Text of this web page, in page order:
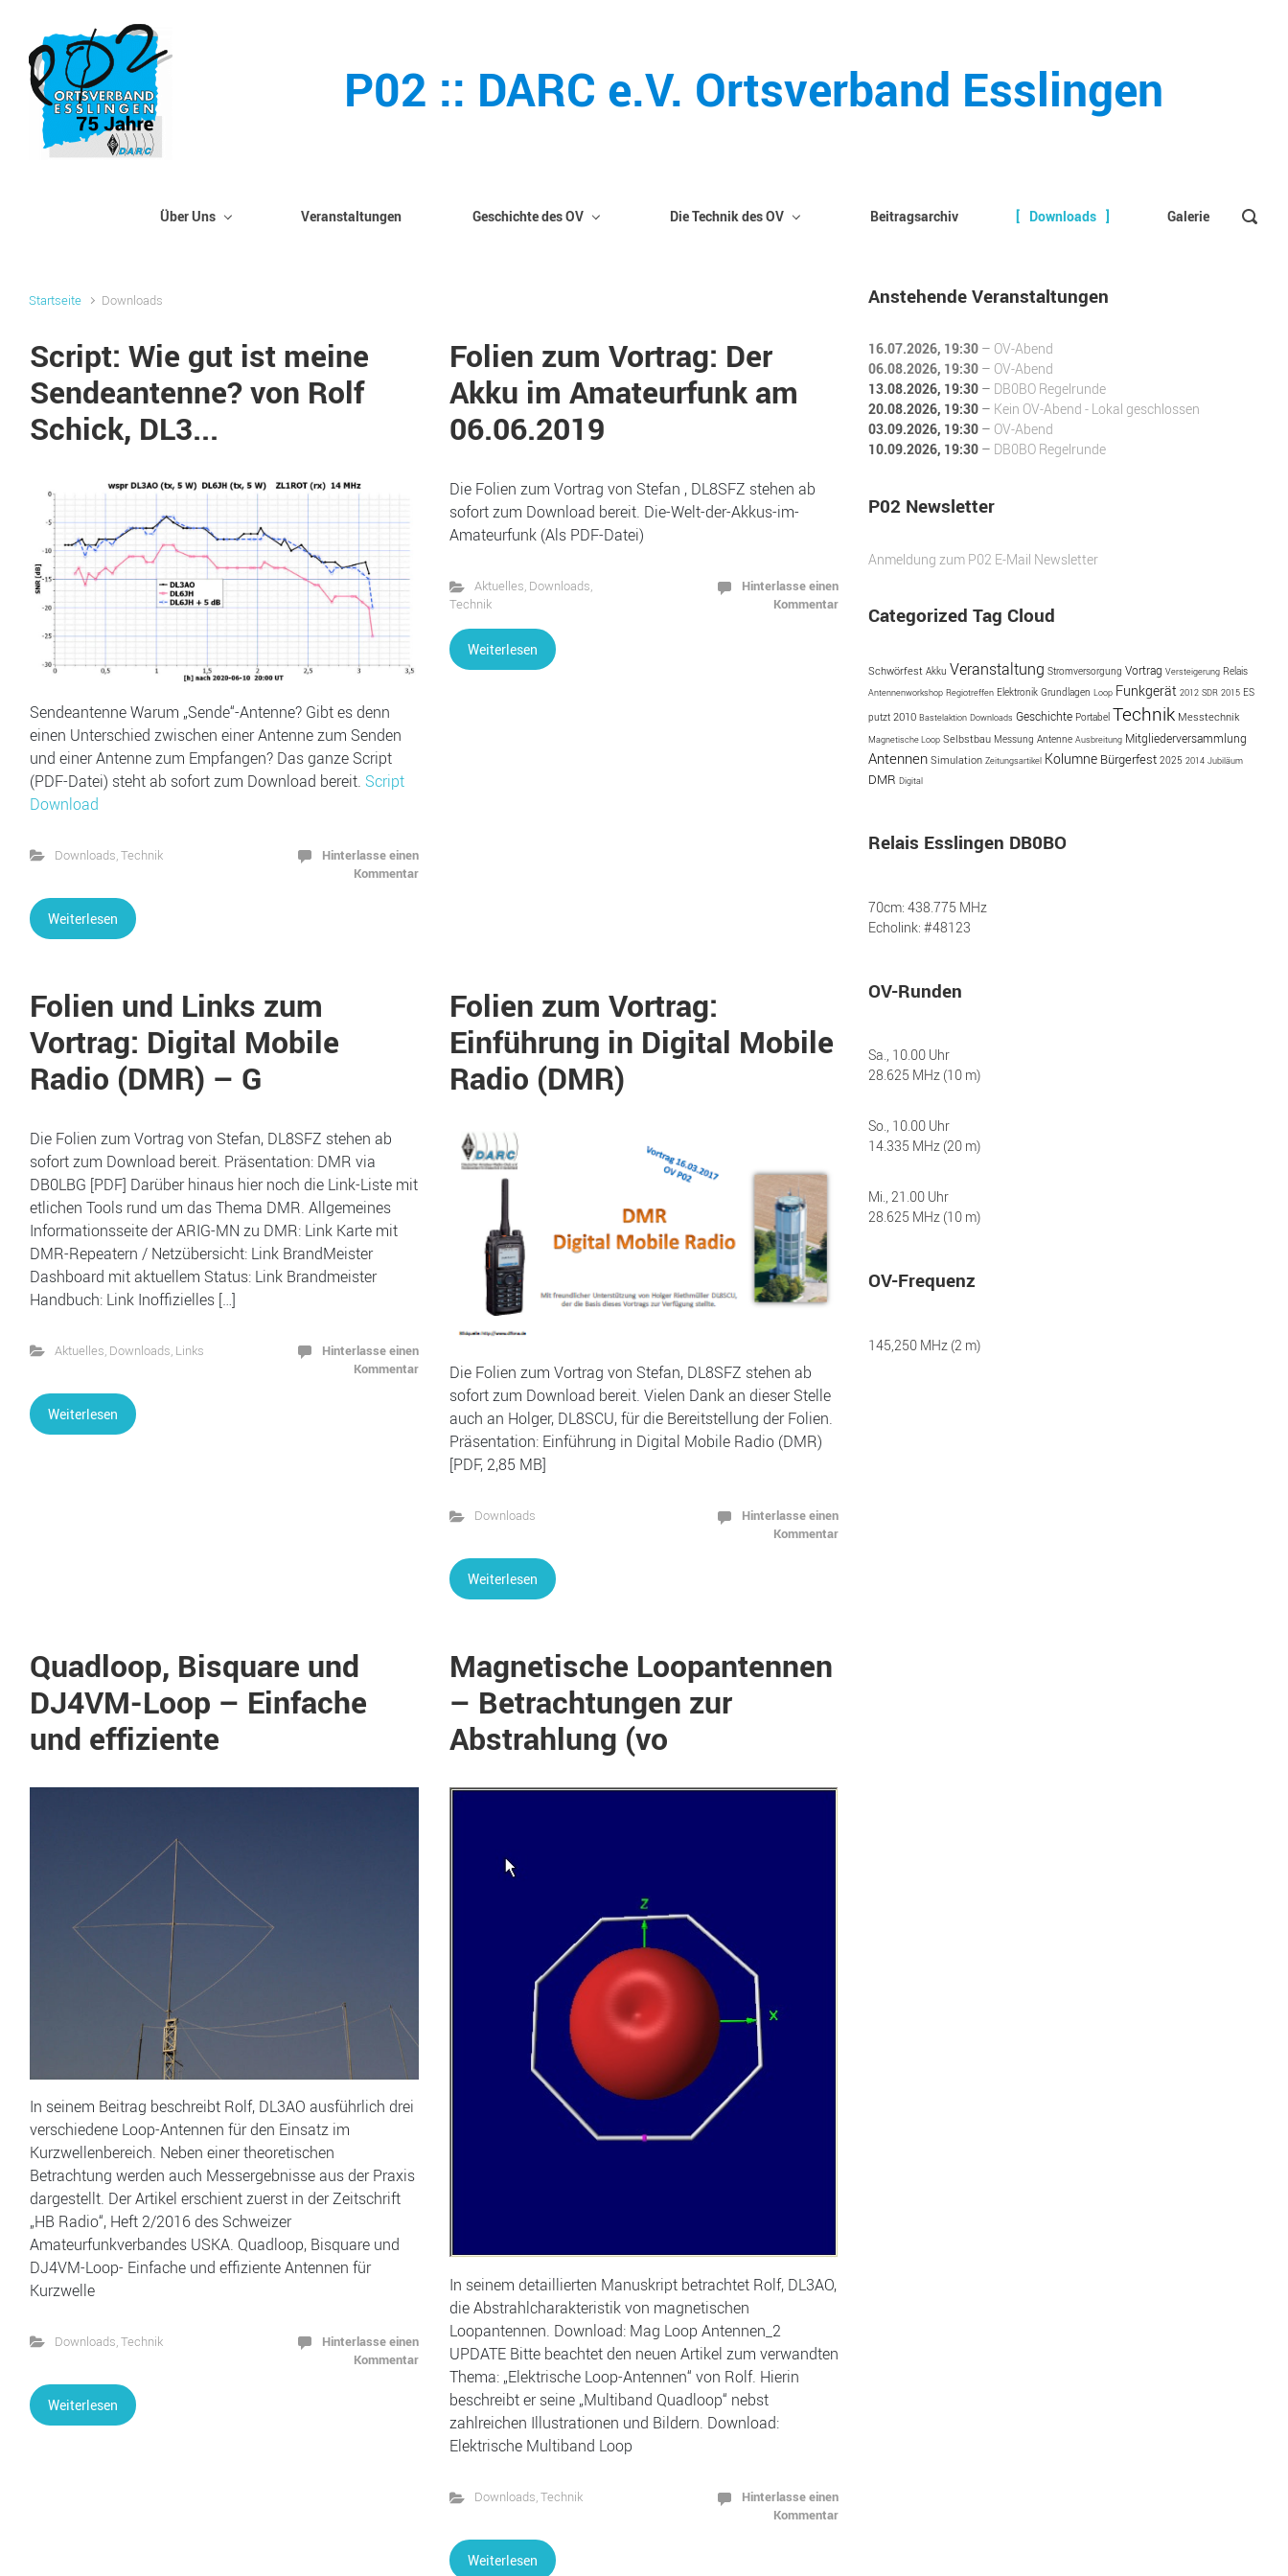
Zum Hauptinhalt springen
P02 :: DARC e.V. Ortsverband Esslingen
Über Uns Veranstaltungen Geschichte des OV Die Technik des OV Beitragsarchiv Downloads Galerie
Startseite Downloads
Script: Wie gut ist meine
Sendeantenne? von Rolf
Schick, DL3...
Sendeantenne Warum „Sende“-Antenne? Gibt es denn
einen Unterschied zwischen einer Antenne zum Senden
und einer Antenne zum Empfangen? Das ganze Script
(PDF-Datei) steht ab sofort zum Download bereit. Script
Download
Downloads,Technik
Hinterlasse einen
Kommentar
Weiterlesen
Folien zum Vortrag: Der
Akku im Amateurfunk am
06.06.2019
Die Folien zum Vortrag von Stefan , DL8SFZ stehen ab
sofort zum Download bereit. Die-Welt-der-Akkus-im-
Amateurfunk (Als PDF-Datei)
Aktuelles, Downloads,
Technik
Hinterlasse einen
Kommentar
Weiterlesen
Folien und Links zum
Vortrag: Digital Mobile
Radio (DMR) – G
Die Folien zum Vortrag von Stefan, DL8SFZ stehen ab
sofort zum Download bereit. Präsentation: DMR via
DB0LBG [PDF] Darüber hinaus hier noch die Link-Liste mit
etlichen Tools rund um das Thema DMR. Allgemeines
Informationsseite der ARIG-MN zu DMR: Link Karte mit
DMR-Repeatern / Netzübersicht: Link BrandMeister
Dashboard mit aktuellem Status: Link Brandmeister
Handbuch: Link Inoffizielles […]
Aktuelles, Downloads, Links
Hinterlasse einen
Kommentar
Weiterlesen
Folien zum Vortrag:
Einführung in Digital Mobile
Radio (DMR)
Die Folien zum Vortrag von Stefan, DL8SFZ stehen ab
sofort zum Download bereit. Vielen Dank an dieser Stelle
auch an Holger, DL8SCU, für die Bereitstellung der Folien.
Präsentation: Einführung in Digital Mobile Radio (DMR)
[PDF, 2,85 MB]
Downloads
Hinterlasse einen
Kommentar
Weiterlesen
Quadloop, Bisquare und
DJ4VM-Loop – Einfache
und effiziente
In seinem Beitrag beschreibt Rolf, DL3AO ausführlich drei
verschiedene Loop-Antennen für den Einsatz im
Kurzwellenbereich. Neben einer theoretischen
Betrachtung werden auch Messergebnisse aus der Praxis
dargestellt. Der Artikel erschient zuerst in der Zeitschrift
„HB Radio“, Heft 2/2016 des Schweizer
Amateurfunkverbandes USKA. Quadloop, Bisquare und
DJ4VM-Loop- Einfache und effiziente Antennen für
Kurzwelle
Downloads,Technik
Hinterlasse einen
Kommentar
Weiterlesen
Magnetische Loopantennen
– Betrachtungen zur
Abstrahlung (vo
In seinem detaillierten Manuskript betrachtet Rolf, DL3AO,
die Abstrahlcharakteristik von magnetischen
Loopantennen. Download: Mag Loop Antennen_2
UPDATE Bitte beachtet den neuen Artikel zum verwandten
Thema: „Elektrische Loop-Antennen“ von Rolf. Hierin
beschreibt er seine „Multiband Quadloop“ nebst
zahlreichen Illustrationen und Bildern. Download:
Elektrische Multiband Loop
Downloads,Technik
Hinterlasse einen
Kommentar
Weiterlesen
Anstehende Veranstaltungen
16.07.2026, 19:30 – OV-Abend
06.08.2026, 19:30 – OV-Abend
13.08.2026, 19:30 – DB0BO Regelrunde
20.08.2026, 19:30 – Kein OV-Abend - Lokal geschlossen
03.09.2026, 19:30 – OV-Abend
10.09.2026, 19:30 – DB0BO Regelrunde
P02 Newsletter
Anmeldung zum P02 E-Mail Newsletter
Categorized Tag Cloud
Schwörfest Akku Veranstaltung Stromversorgung Vortrag Versteigerung Relais
Antennenworkshop Regiotreffen Elektronik Grundlagen Loop Funkgerät 2012 SDR 2015 ES
putzt 2010 Bastelaktion Downloads Geschichte Portabel Technik Messtechnik
Magnetische Loop Selbstbau Messung Antenne Ausbreitung Mitgliederversammlung
Antennen Simulation Zeitungsartikel Kolumne Bürgerfest 2025 2014 Jubiläum
DMR Digital
Relais Esslingen DB0BO
70cm: 438.775 MHz
Echolink: #48123
OV-Runden
Sa., 10.00 Uhr
28.625 MHz (10 m)
So., 10.00 Uhr
14.335 MHz (20 m)
Mi., 21.00 Uhr
28.625 MHz (10 m)
OV-Frequenz
145,250 MHz (2 m)